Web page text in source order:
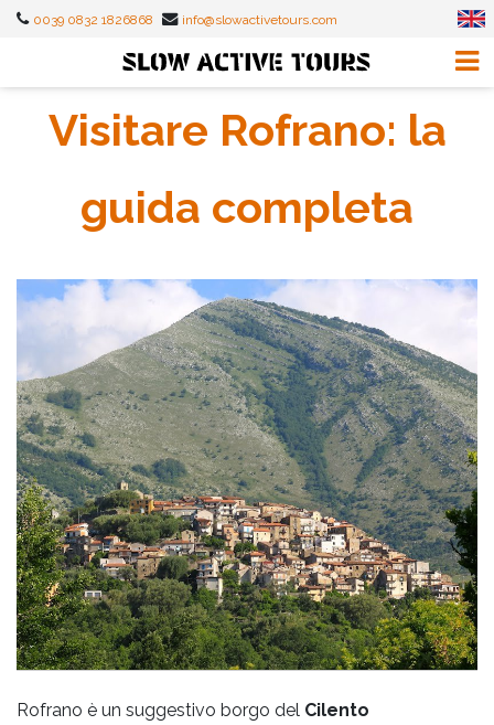
0039 0832 1826868 info@slowactivetours.com
Visitare Rofrano: la
guida completa
Rofrano è un suggestivo borgo del Cilento